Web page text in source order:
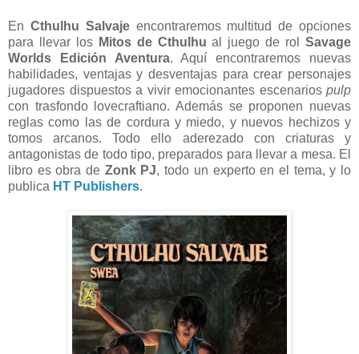
En Cthulhu Salvajeencontraremos multitud de opciones
para llevar los Mitos de Cthulhu al juego de rolSavage
Worlds Edición Aventura. Aquí encontraremos nuevas
habilidades, ventajas y desventajas para crear personajes
jugadores dispuestos a vivir emocionantes escenarios pulp
con trasfondo lovecraftiano. Además se proponen nuevas
reglas como las de cordura y miedo, y nuevos hechizos y
tomos arcanos. Todo ello aderezado con criaturas y
antagonistas de todo tipo, preparados para llevar a mesa. El
libro es obra de Zonk PJ, todo un experto en el tema, y lo
publica HT Publishers.